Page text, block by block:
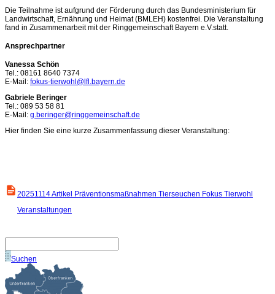
Die Teilnahme ist aufgrund der Förderung durch das Bundesministerium für
Landwirtschaft, Ernährung und Heimat (BMLEH) kostenfrei. Die Veranstaltung
fand in Zusammenarbeit mit der Ringgemeinschaft Bayern e.V.statt.
Ansprechpartner
Vanessa Schön
Tel.: 08161 8640 7374
E-Mail: fokus-tierwohl@lfl.bayern.de
Gabriele Beringer
Tel.: 089 53 58 81
E-Mail: g.beringer@ringgemeinschaft.de
Hier finden Sie eine kurze Zusammenfassung dieser Veranstaltung:
20251114 Artikel Präventionsmaßnahmen Tierseuchen Fokus Tierwohl
Veranstaltungen
Suchen